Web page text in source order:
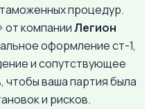
процедур.
от компанииЛегион
оформление ст-1,
и сопутствующее
ваша партия была
и рисков.